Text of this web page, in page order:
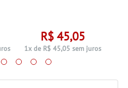
R$ 45,05
1x de R$ 45,05 sem juros